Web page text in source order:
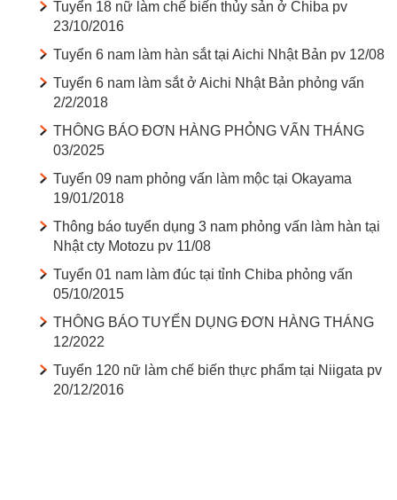
Tuyển 18 nữ làm chế biến thủy sản ở Chiba pv
23/10/2016
Tuyển 6 nam làm hàn sắt tại Aichi Nhật Bản pv 12/08
Tuyển 6 nam làm sắt ở Aichi Nhật Bản phỏng vấn
2/2/2018
THÔNG BÁO ĐƠN HÀNG PHỎNG VẤN THÁNG
03/2025
Tuyển 09 nam phỏng vấn làm mộc tại Okayama
19/01/2018
Thông báo tuyển dụng 3 nam phỏng vấn làm hàn tại
Nhật cty Motozu pv 11/08
Tuyển 01 nam làm đúc tại tỉnh Chiba phỏng vấn
05/10/2015
THÔNG BÁO TUYỂN DỤNG ĐƠN HÀNG THÁNG
12/2022
Tuyển 120 nữ làm chế biến thực phẩm tại Niigata pv
20/12/2016